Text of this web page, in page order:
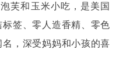
芙和玉米小吃，是美国
签、零人造香精、零色
，深受妈妈和小孩的喜